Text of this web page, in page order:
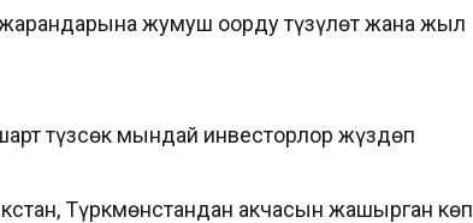
жумуш оорду түзүлөт жана жыл
түзсөк мындай инвесторлор жүздөп
Түркмөнстандан акчасын жашырган көп